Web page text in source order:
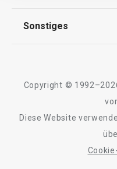
Kontaktformular
Qualität
Sonstiges
Barrierefreiheit
Copyright ©
Diese Website